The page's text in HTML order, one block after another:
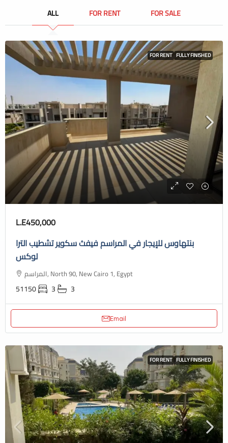
ALL FOR RENT FOR SALE
FOR RENT FULLY FINISHED
L.E450,000
بنتهاوس للإيجار في المراسم فيفث سكوير تشطيب الترا
لوكس
المراسم, North 90, New Cairo 1, Egypt
51150 3 3
Email
FOR RENT FULLY FINISHED